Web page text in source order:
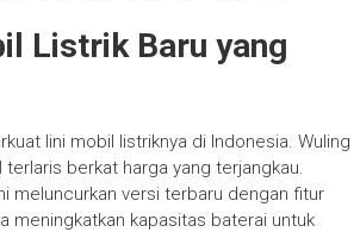
Listrik Baru yang
lini mobil listriknya di Indonesia. Wuling
berkat harga yang terjangkau.
meluncurkan versi terbaru dengan fitur
meningkatkan kapasitas baterai untuk